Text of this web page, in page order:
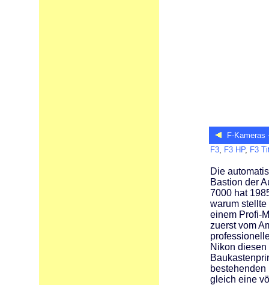
F-Kameras
F3, F3 HP, F3
Die
Bastion der
7000 hat
warum
einem Profi-
zuerst vom
Nikon
gleich eine